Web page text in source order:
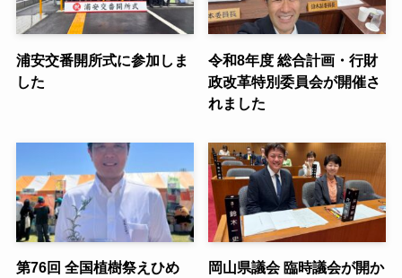
浦安交番開所式に参加しま
した
令和8年度 総合計画・行財
政改革特別委員会が開催さ
れました
第76回 全国植樹祭えひめ
岡山県議会 臨時議会が開か